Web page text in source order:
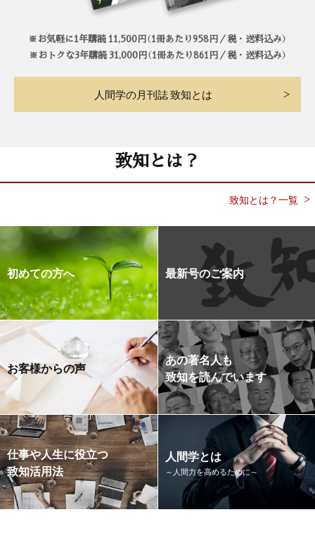
※お気軽に1年購読 11,500円（1冊あたり958円／税・送料込み）
※おトクな3年購読 31,000円（1冊あたり861円／税・送料込み）
人間学の月刊誌 致知とは
致知とは？
致知とは？一覧
初めての方へ 最新号のご案内
お客様からの声
あの著名人も
致知を読んでいます
仕事や人生に役立つ
致知活用法
人間学とは
～人間力を高めるために～